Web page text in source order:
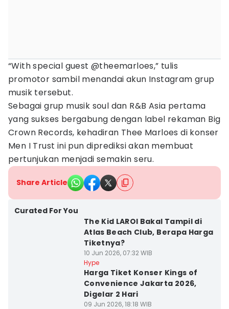
“With special guest @theemarloes,” tulis
promotor sambil menandai akun Instagram grup
musik tersebut.
Sebagai grup musik soul dan R&B Asia pertama
yang sukses bergabung dengan label rekaman Big
Crown Records, kehadiran Thee Marloes di konser
Men I Trust ini pun diprediksi akan membuat
pertunjukan menjadi semakin seru.
Share Article
Curated For You
The Kid LAROI Bakal Tampil di
Atlas Beach Club, Berapa Harga
Tiketnya?
10 Jun 2026, 07:32 WIB
Hype
Harga Tiket Konser Kings of
Convenience Jakarta 2026,
Digelar 2 Hari
09 Jun 2026, 18:18 WIB